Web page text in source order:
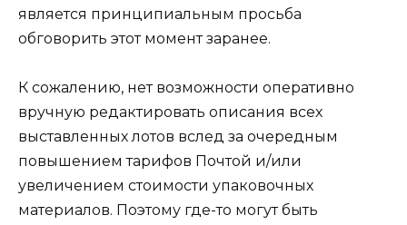
является принципиальным просьба
обговорить этот момент заранее.
К сожалению, нет возможности оперативно
вручную редактировать описания всех
выставленных лотов вслед за очередным
повышением тарифов Почтой и/или
увеличением стоимости упаковочных
материалов. Поэтому где-то могут быть